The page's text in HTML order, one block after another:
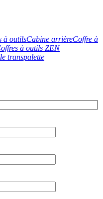
à outilsCabine arrièreCoffre à
à outils ZEN
transpalette